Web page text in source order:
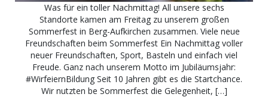
Was für ein toller Nachmittag! All unsere sechs
Standorte kamen am Freitag zu unserem großen
Sommerfest in Berg-Aufkirchen zusammen. Viele neue
Freundschaften beim Sommerfest Ein Nachmittag voller
neuer Freundschaften, Sport, Basteln und einfach viel
Freude. Ganz nach unserem Motto im Jubiläumsjahr:
#WirfeiernBildung Seit 10 Jahren gibt es die Startchance.
Wir nutzten be Sommerfest die Gelegenheit, […]